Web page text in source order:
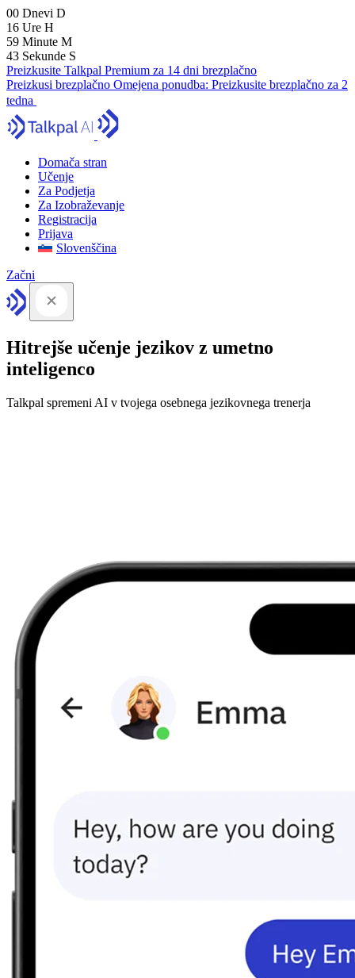
00 Dnevi D
16 Ure H
59 Minute M
41 Sekunde S
Preizkusite Talkpal Premium za 14 dni brezplačno
Preizkusi brezplačno Omejena ponudba: Preizkusite brezplačno za 2
tedna
Domača stran
Učenje
Za Podjetja
Za Izobraževanje
Registracija
Prijava
Slovenščina
Začni
Hitrejše učenje jezikov z umetno
inteligenco
Talkpal spremeni AI v tvojega osebnega jezikovnega trenerja